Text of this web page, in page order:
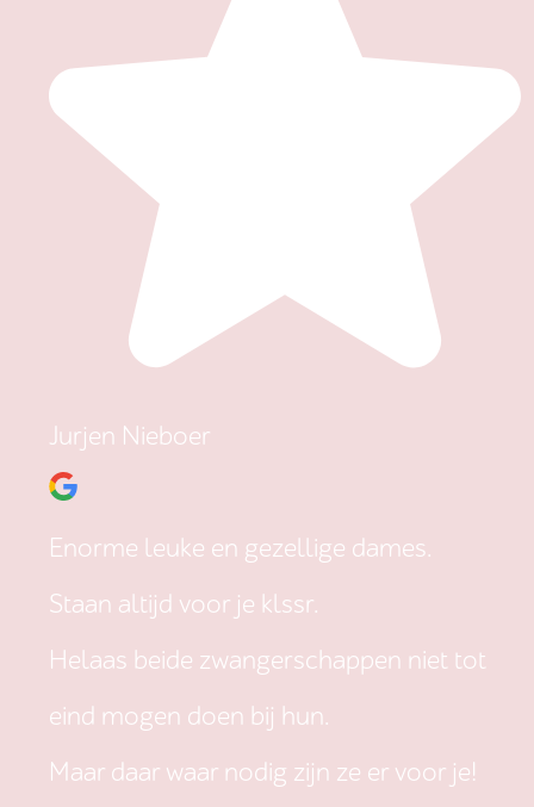
Jurjen Nieboer
Enorme leuke en gezellige dames.
Staan altijd voor je klssr.
Helaas beide zwangerschappen niet tot
eind mogen doen bij hun.
Maar daar waar nodig zijn ze er voor je!